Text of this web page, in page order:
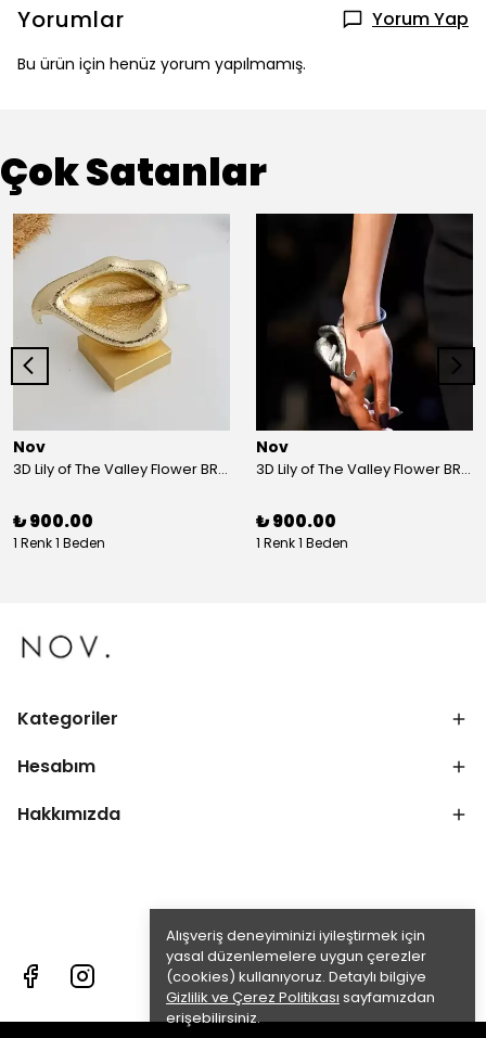
Alışveriş deneyiminizi iyileştirmek için
yasal düzenlemelere uygun çerezler
(cookies) kullanıyoruz. Detaylı bilgiye
Gizlilik ve Çerez Politikası sayfamızdan
erişebilirsiniz.
Yorumlar Yorum Yap
Bu ürün için henüz yorum yapılmamış.
Çok Satanlar
Nov
3D Lily of The Valley Flower BRACELET G
₺ 900.00
1 Renk 1 Beden
Nov
3D Lily of The Valley Flower BRACELET S
₺ 900.00
1 Renk 1 Beden
Kategoriler
Hesabım
Hakkımızda